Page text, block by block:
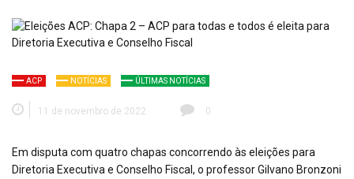
ACP NOTÍCIAS ÚLTIMAS NOTÍCIAS
11 de novembro de 2022 0
Em disputa com quatro chapas concorrendo às eleições para
Diretoria Executiva e Conselho Fiscal, o professor Gilvano Bronzoni